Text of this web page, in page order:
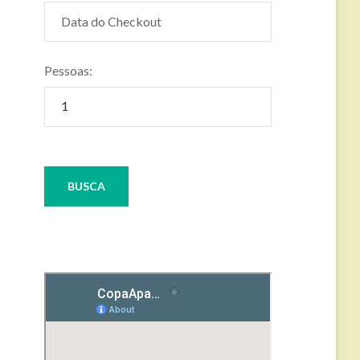
Pessoas: